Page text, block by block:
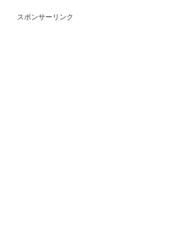
空売り関
でわかり
喚起・申込停止)など、空売り関
連情報を集計し、図解でわかり
スポンサーリンク